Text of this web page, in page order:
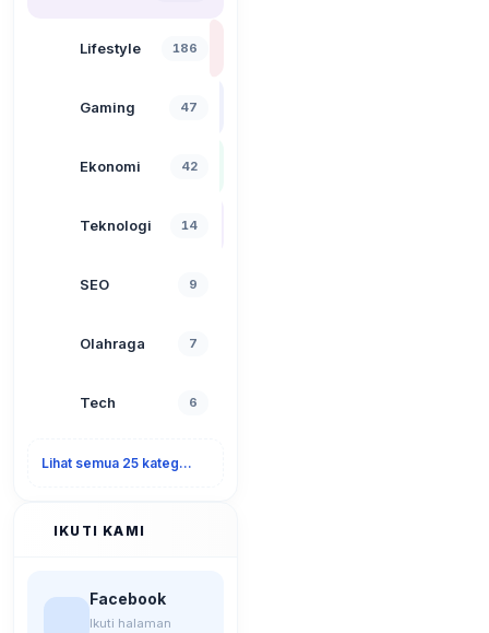
Lifestyle 186
Gaming 47
Ekonomi 42
Teknologi 14
SEO 9
Olahraga 7
Tech 6
Lihat semua 25 kategori
IKUTI KAMI
Facebook
Ikuti halaman